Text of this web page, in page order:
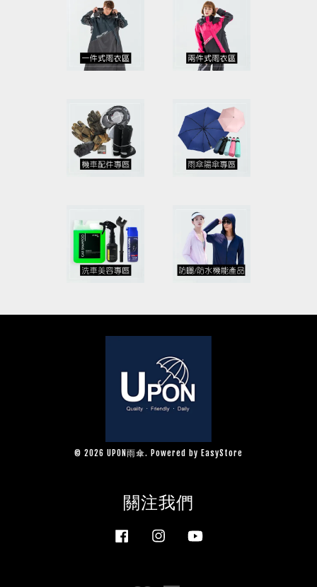
© 2026 UPON雨傘. Powered by EasyStore
關注我們
Facebook Instagram